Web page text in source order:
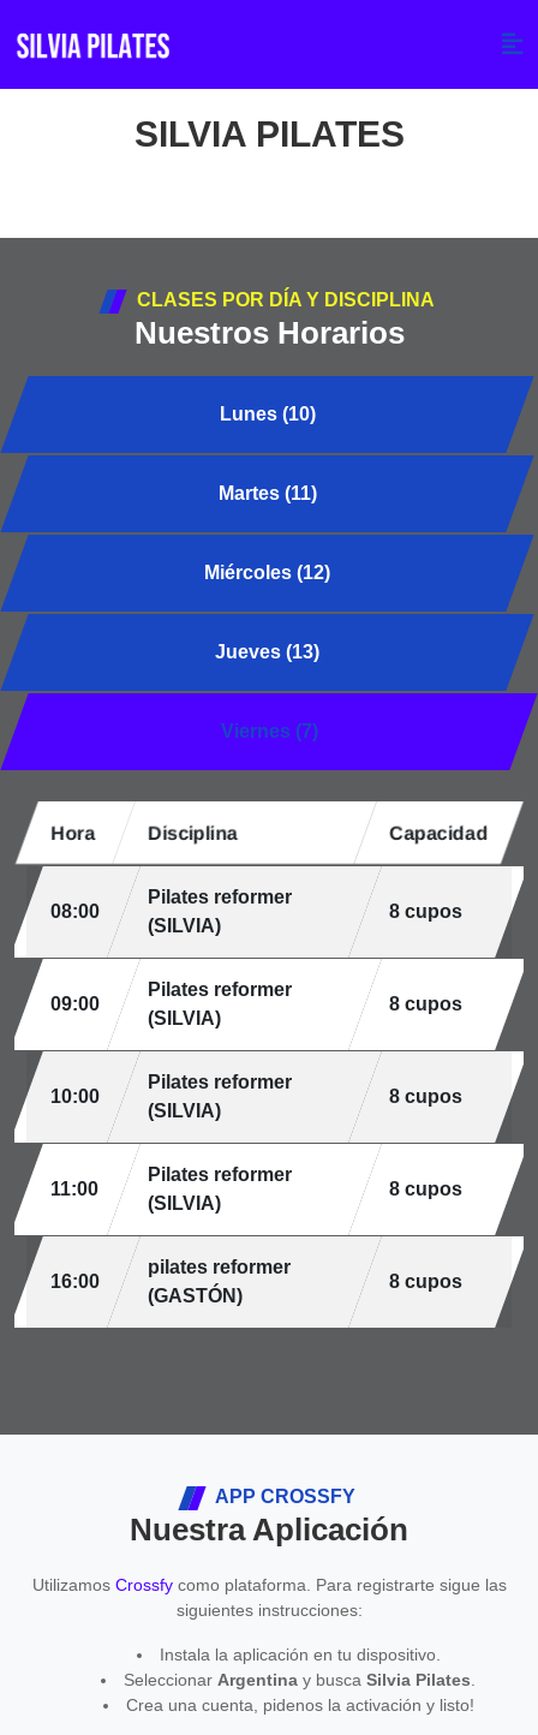
SILVIA PILATES
CLASES POR DÍA Y DISCIPLINA
Nuestros Horarios
Lunes (10)
Martes (11)
Miércoles (12)
Jueves (13)
Viernes (7)
Hora Disciplina Capacidad
08:00
Pilates reformer
(SILVIA)
8 cupos
09:00
Pilates reformer
(SILVIA)
8 cupos
10:00
Pilates reformer
(SILVIA)
8 cupos
11:00
Pilates reformer
(SILVIA)
8 cupos
16:00
pilates reformer
(GASTÓN)
8 cupos
APP CROSSFY
Nuestra Aplicación
Utilizamos Crossfycomo plataforma. Para registrarte sigue las
siguientes instrucciones:
Instala la aplicación en tu dispositivo.
Seleccionar Argentina y busca Silvia Pilates
Crea una cuenta, pidenos la activación y listo!